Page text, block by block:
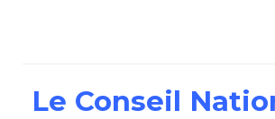
Le Conseil